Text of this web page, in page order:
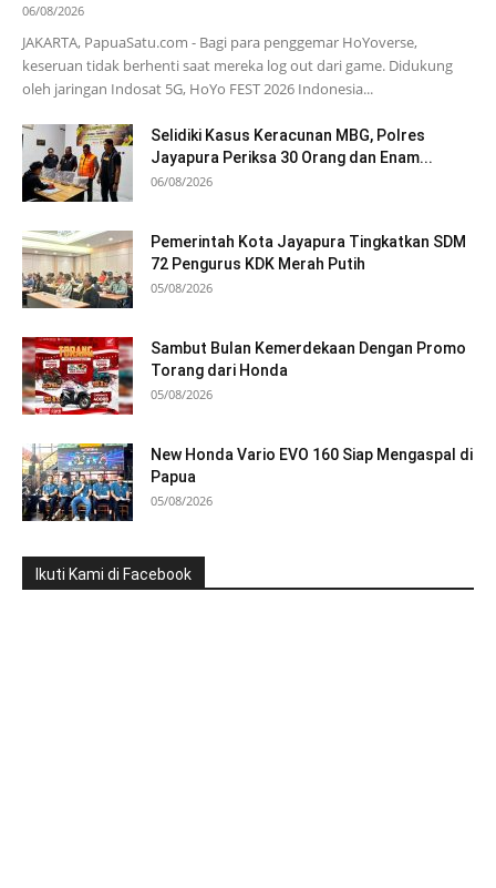
06/08/2026
JAKARTA, PapuaSatu.com - Bagi para penggemar HoYoverse,
keseruan tidak berhenti saat mereka log out dari game. Didukung
oleh jaringan Indosat 5G, HoYo FEST 2026 Indonesia...
Selidiki Kasus Keracunan MBG, Polres
Jayapura Periksa 30 Orang dan Enam...
06/08/2026
Pemerintah Kota Jayapura Tingkatkan SDM
72 Pengurus KDK Merah Putih
05/08/2026
Sambut Bulan Kemerdekaan Dengan Promo
Torang dari Honda
05/08/2026
New Honda Vario EVO 160 Siap Mengaspal di
Papua
05/08/2026
Ikuti Kami di Facebook